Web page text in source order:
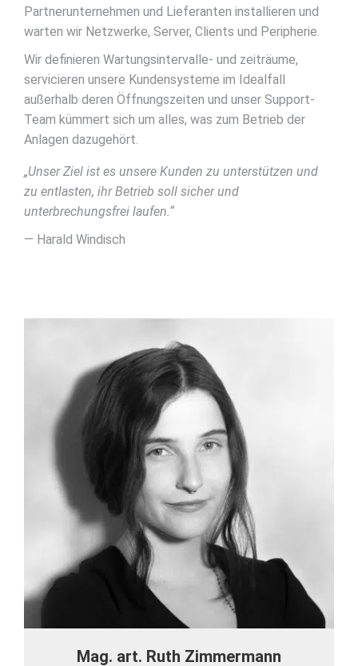
Partnerunternehmen und Lieferanten installieren und
warten wir Netzwerke, Server, Clients und Peripherie.
Wir definieren Wartungsintervalle- und zeiträume,
servicieren unsere Kundensysteme im Idealfall
außerhalb deren Öffnungszeiten und unser Support-
Team kümmert sich um alles, was zum Betrieb der
Anlagen dazugehört.
„Unser Ziel ist es unsere Kunden zu unterstützen und
zu entlasten, ihr Betrieb soll sicher und
unterbrechungsfrei laufen.“
— Harald Windisch
Mag. art. Ruth Zimmermann